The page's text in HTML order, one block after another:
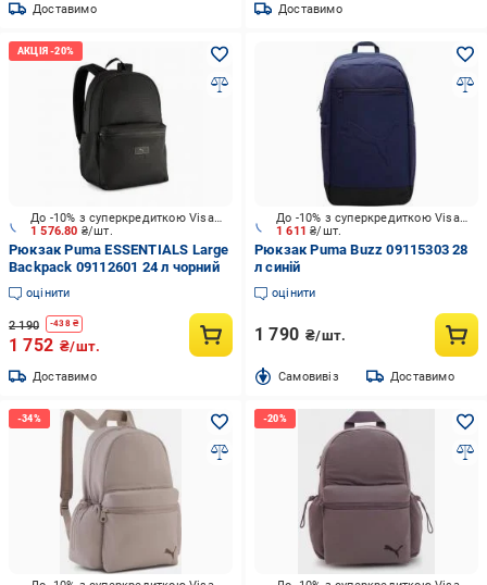
Доставимо Доставимо
1 576.80 ₴/шт.
До -10% з суперкредиткою Visa Вигода
Рюкзак Puma ESSENTIALS Large
Backpack 09112601 24 л чорний
оцінити
2 190 -438₴
1 752 ₴/шт.
Доставимо
1 611₴/шт.
До -10% з суперкредиткою Visa Вигода
Рюкзак Puma Buzz 09115303 28
л синій
оцінити
1 790 ₴/шт.
Cамовивіз Доставимо